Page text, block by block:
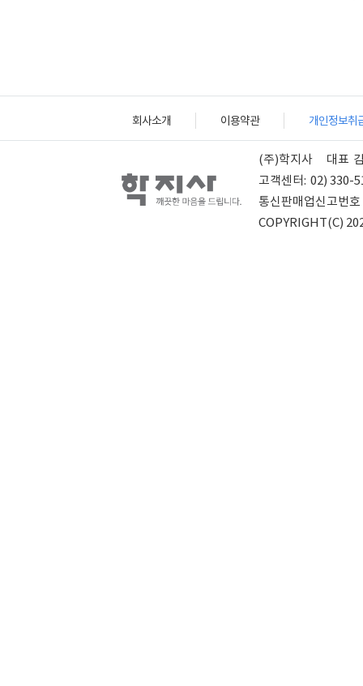
회사소개 이용약관 개인정보취
(주)학지사 대표
고객센터: 02) 330-
통신판매업신고번호
COPYRIGHT(C)